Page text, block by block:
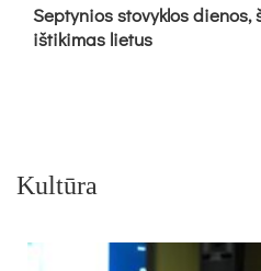
Sep­ty­nios sto­vyk­los
iš­ti­ki­mas lie­tus
Kultūra